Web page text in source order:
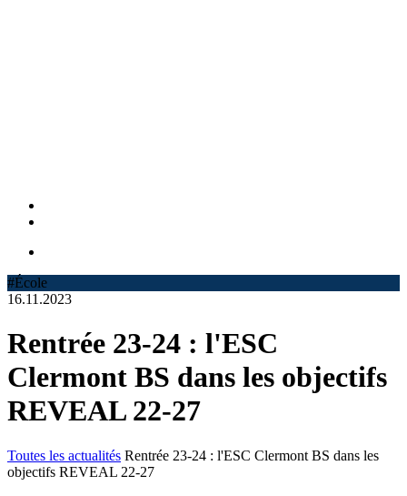
#École
16.11.2023
Rentrée 23-24 : l'ESC
Clermont BS dans les objectifs
REVEAL 22-27
Toutes les actualités Rentrée 23-24 : l'ESC Clermont BS dans les
objectifs REVEAL 22-27